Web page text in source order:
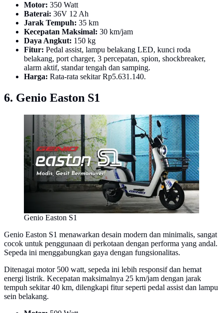
Motor: 350 Watt
Baterai: 36V 12 Ah
Jarak Tempuh: 35 km
Kecepatan Maksimal: 30 km/jam
Daya Angkut: 150 kg
Fitur: Pedal assist, lampu belakang LED, kunci roda
belakang, port charger, 3 percepatan, spion, shockbreaker,
alarm aktif, standar tengah dan samping.
Harga: Rata-rata sekitar Rp5.631.140.
6. Genio Easton S1
Genio Easton S1
Genio Easton S1 menawarkan desain modern dan minimalis, sangat
cocok untuk penggunaan di perkotaan dengan performa yang andal.
Sepeda ini menggabungkan gaya dengan fungsionalitas.
Ditenagai motor 500 watt, sepeda ini lebih responsif dan hemat
energi listrik. Kecepatan maksimalnya 25 km/jam dengan jarak
tempuh sekitar 40 km, dilengkapi fitur seperti pedal assist dan lampu
sein belakang.